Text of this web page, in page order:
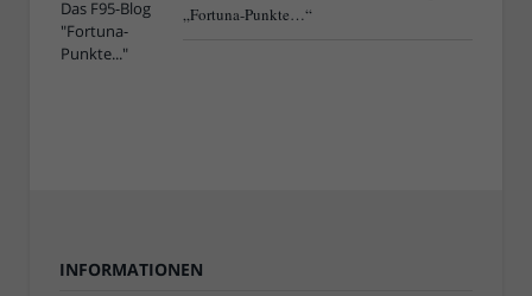
„Fortuna-Punkte…“
INFORMATIONEN